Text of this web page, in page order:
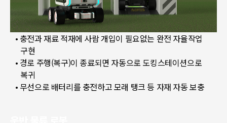
• 충전과 재료 적재에 사람 개입이 필요없는 완전 자율작업
구현
• 경로 주행(복구)이 종료되면 자동으로 도킹스테이션으로
복귀
• 무선으로 배터리를 충전하고 모래 탱크 등 자재 자동 보충